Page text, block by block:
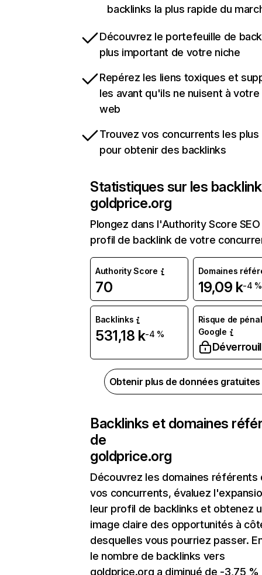
backlinks la plus rapide du
Découvrez le portefeuille de
plus important de votre niche
Repérez les liens toxiques et
les avant qu'ils ne nuisent à
web
Trouvez vos concurrents les
pour obtenir des backlinks
Statistiques sur les
goldprice.org
Plongez dans l'Authority Score
profil de backlink de votre
Authority Score
70
Domaines
19,09 k-4 %
Backlinks
531,18 k-4 %
Risque de
Google
Obtenir plus de données
Backlinks et domaines
de
goldprice.org
Découvrez les domaines référents
vos concurrents, évaluez
leur profil de backlinks et obtenez
image claire des opportunités à
desquelles vous pourriez passer.
le nombre de backlinks vers
goldprice.org a diminué de -3,75